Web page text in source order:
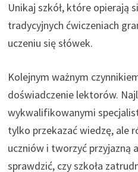
Unikaj szkół, które opierają
tradycyjnych ćwiczeniach
uczeniu się słówek.
Kolejnym ważnym
doświadczenie lektorów.
wykwalifikowanymi
tylko przekazać wiedzę, ale
uczniów i tworzyć przyjazną
sprawdzić, czy szkoła